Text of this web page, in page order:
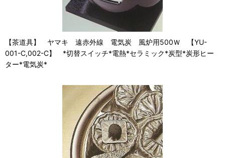
【茶道具】 ヤマキ 遠赤外線 電気炭 風炉用500Ｗ 【YU-
001-C,002-C】 *切替スイッチ*電熱*セラミック*炭型*炭形ヒー
ター*電気炭*